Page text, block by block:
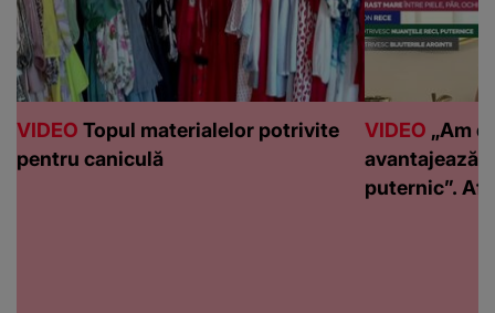
VIDEO Topul materialelor potrivite
pentru caniculă
VIDEO „Am
avantajează
puternic”.